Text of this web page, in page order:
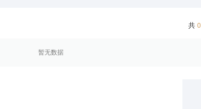
共 0
暂无数据